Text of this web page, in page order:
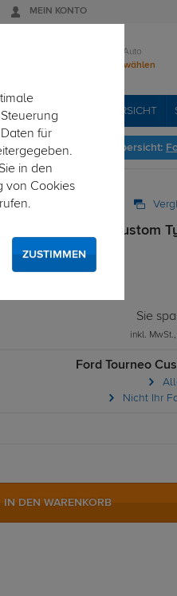
MEIN KONTO
Mein Auto
Bitte wählen
FAHRZEUGÜBERSICHT
geht's zur Fahrzeugübersicht:
Ford Tourneo Custom
Sie
inkl.
Ford Tourneo
Nicht Ihr
IN DEN WARENKORB
für
in den
von Cookies
ZUSTIMMEN